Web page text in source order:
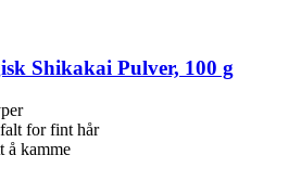
Shikakai Pulver, 100 g
for fint hår
å kamme